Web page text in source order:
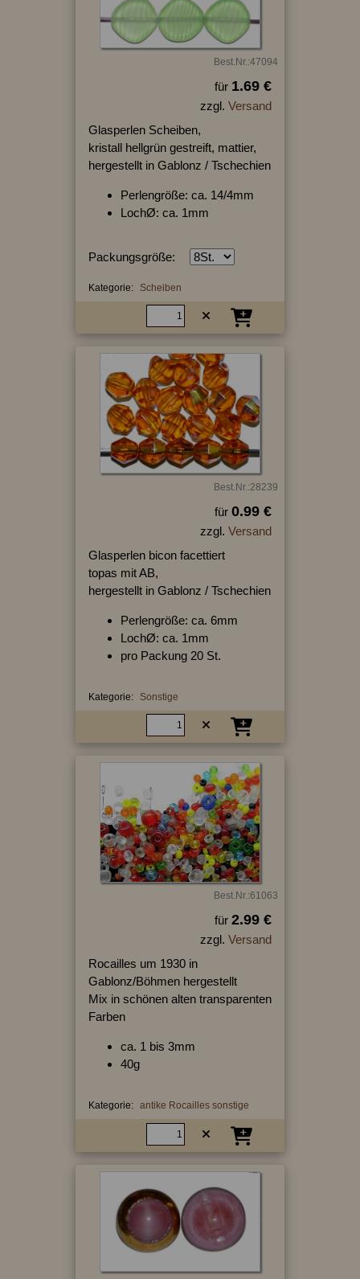
Best.Nr.:47094
für 1.69 €
zzgl. Versand
Glasperlen Scheiben,
kristall hellgrün gestreift, mattier,
hergestellt in Gablonz / Tschechien
Perlengröße: ca. 14/4mm
LochØ: ca. 1mm
Packungsgröße:
Kategorie: Scheiben
Best.Nr.:28239
für 0.99 €
zzgl. Versand
Glasperlen bicon facettiert
topas mit AB,
hergestellt in Gablonz / Tschechien
Perlengröße: ca. 6mm
LochØ: ca. 1mm
pro Packung 20 St.
Kategorie: Sonstige
Best.Nr.:61063
für 2.99 €
zzgl. Versand
Rocailles um 1930 in
Gablonz/Böhmen hergestellt
Mix in schönen alten transparenten
Farben
ca. 1 bis 3mm
40g
Kategorie: antike Rocailles sonstige